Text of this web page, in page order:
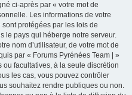
ci-après par « votre mot de
Les informations de votre
protégées par les lois de
le pays qui héberge notre serveur.
nom d’utilisateur, de votre mot de
par « Forums Pyrénées Team | »
facultatives, à la seule discrétion
les cas, vous pouvez contrôler
souhaitez rendre publiques ou non.